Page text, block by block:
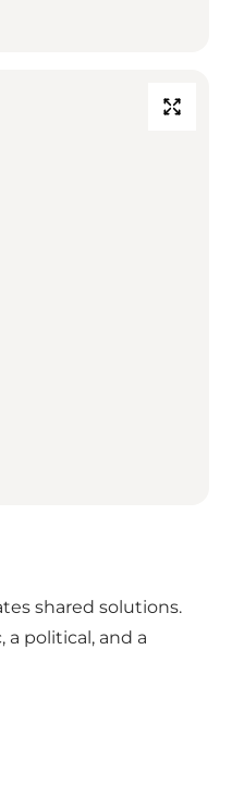
shared solutions.
political, and a